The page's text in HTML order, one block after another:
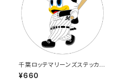
千葉ロッテマリーンズステッカー
8（大）
¥660